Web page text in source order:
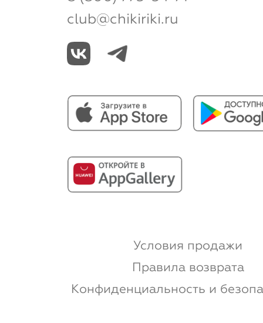
club@chikiriki.ru
Условия продажи
Правила возврата
Конфиденциальность и